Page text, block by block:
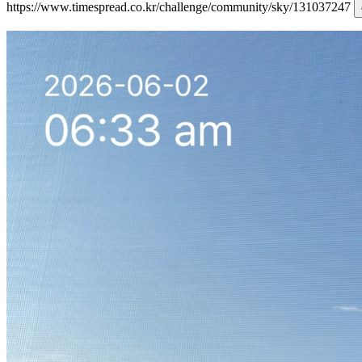
https://www.timespread.co.kr/challenge/community/sky/131037247